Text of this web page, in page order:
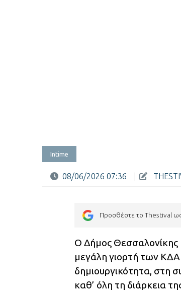
Intime
08/06/2026 07:36
Προσθέστε το Thestival
Ο Δήμος Θεσσαλονίκης
μεγάλη γιορτή των
δημιουργικότητα, στη
καθ’ όλη τη διάρκεια